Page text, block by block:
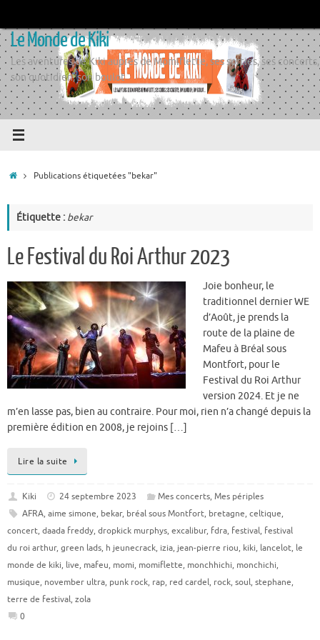
contenu
Le Monde de Kiki
Les aventures de Kiki auprès de Momiflette, ses sorties, ses concerts,
son quotidien, son boulot
AccueilPublications étiquetées "bekar"
Étiquette : bekar
Le Festival du Roi Arthur 2023
Joie bonheur, le
traditionnel dernier WE
d’Août, je prends la
route de la plaine de
Mafeu à Bréal sous
Montfort, pour le
Festival du Roi Arthur
version 2024. Et je ne
m’en lasse pas, bien au contraire. Pour moi, rien n’a changé depuis la
première édition en 2008, je rejoins […]
Lire la suite
Kiki 24 septembre 2023 Mes concerts, Mes périples
AFRA, aime simone, bekar, bréal sous Montfort, bretagne, celtique,
concert, daada freddy, dropkick murphys, excalibur, fdra, festival, festival
du roi arthur, green lads, h jeunecrack, izia, jean-pierre riou, kiki, lancelot, le
monde de kiki, live, mafeu, momi, momiflette, monchhichi, monchichi,
musique, november ultra, punk rock, rap, red cardel, rock, soul, stephane,
terre de festival, zola
0